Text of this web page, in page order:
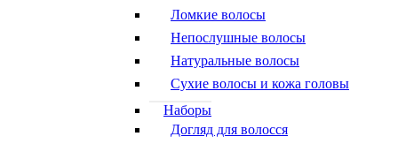
Ломкие волосы
Непослушные волосы
Натуральные волосы
Сухие волосы и кожа головы
Наборы
Догляд для волосся